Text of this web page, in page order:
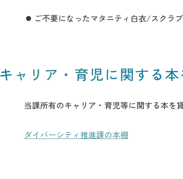
ご不要になったマタニティ白衣/スクラ
キャリア・育児に関する
当課所有のキャリア・育児等に関する本を
ダイバーシティ推進課の本棚